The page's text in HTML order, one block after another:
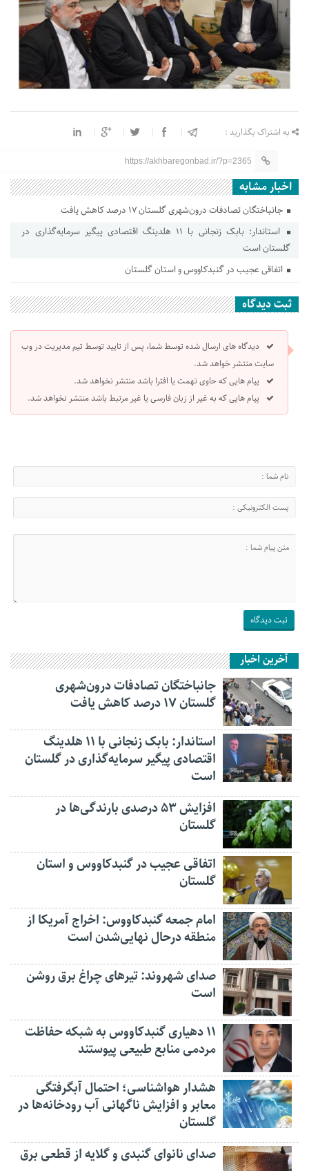
به اشتراک بگذارید :
https://akhbaregonbad.ir/?p=2365
اخبار مشابه
جانباختگان تصادفات درون‌شهری گلستان ۱۷ درصد کاهش یافت
استاندار: بابک زنجانی با ۱۱ هلدینگ اقتصادی پیگیر سرمایه‌گذاری در
گلستان است
اتفاقی عجیب در‌ گنبدکاووس و استان گلستان
ثبت دیدگاه
دیدگاه های ارسال شده توسط شما، پس از تایید توسط تیم مدیریت در وب
سایت منتشر خواهد شد.
پیام هایی که حاوی تهمت یا افترا باشد منتشر نخواهد شد.
پیام هایی که به غیر از زبان فارسی یا غیر مرتبط باشد منتشر نخواهد شد.
آخرین اخبار
جانباختگان تصادفات درون‌شهری
گلستان ۱۷ درصد کاهش یافت
استاندار: بابک زنجانی با ۱۱ هلدینگ
اقتصادی پیگیر سرمایه‌گذاری در گلستان
است
افزایش ۵۳ درصدی بارندگی‌ها در
گلستان
اتفاقی عجیب در‌ گنبدکاووس و استان
گلستان
امام جمعه گنبدکاووس: اخراج آمریکا از
منطقه درحال نهایی‌شدن است
صدای شهروند: تیرهای چراغ برق روشن
است
۱۱ دهیاری گنبدکاووس به شبکه حفاظت
مردمی منابع طبیعی پیوستند
هشدار هواشناسی؛ احتمال آبگرفتگی
معابر و افزایش ناگهانی آب رودخانه‌ها در
گلستان
صدای نانوای گنبدی و گلایه از قطعی برق